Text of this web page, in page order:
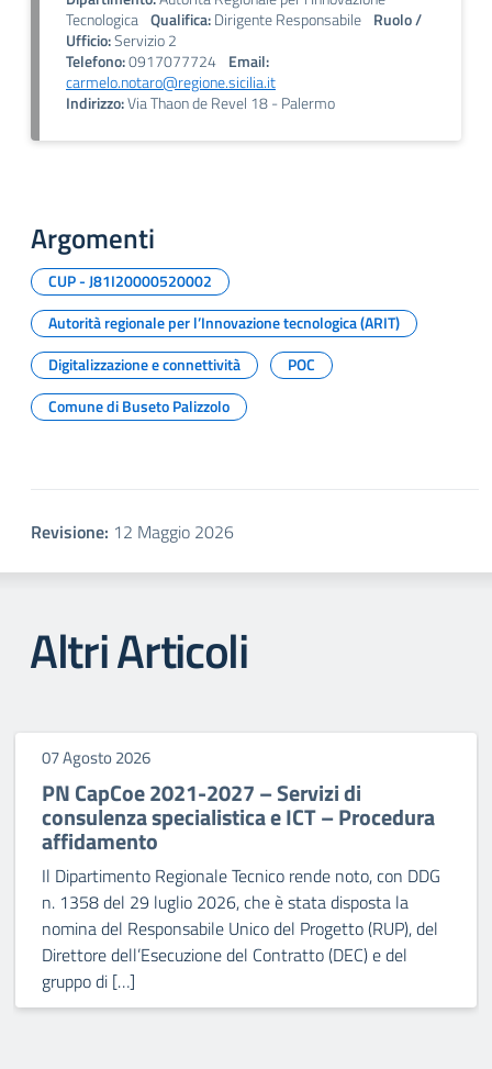
Tecnologica Qualifica:Dirigente Responsabile Ruolo /
Ufficio:Servizio 2
Telefono:0917077724 Email:
carmelo.notaro@regione.sicilia.it
Indirizzo:Via Thaon de Revel 18 - Palermo
Argomenti
CUP - J81I20000520002
Autorità regionale per l’Innovazione tecnologica (ARIT)
Digitalizzazione e connettività
POC
Comune di Buseto Palizzolo
Revisione: 12 Maggio 2026
Altri Articoli
07 Agosto 2026
PN CapCoe 2021-2027 – Servizi di
consulenza specialistica e ICT – Procedura
affidamento
Il Dipartimento Regionale Tecnico rende noto, con DDG
n. 1358 del 29 luglio 2026, che è stata disposta la
nomina del Responsabile Unico del Progetto (RUP), del
Direttore dell’Esecuzione del Contratto (DEC) e del
gruppo di […]